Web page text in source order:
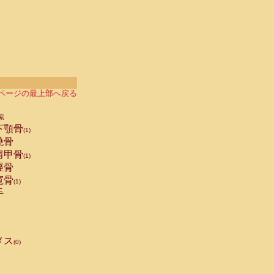
ージの最上部へ戻る
顎骨(1)
骨
甲骨(1)
骨
骨(1)
ス(0)